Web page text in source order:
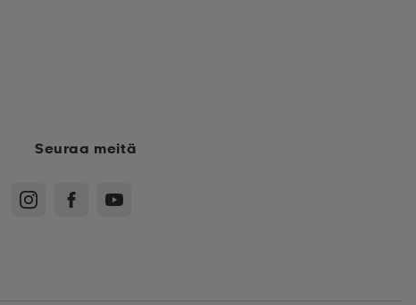
Seuraa meitä